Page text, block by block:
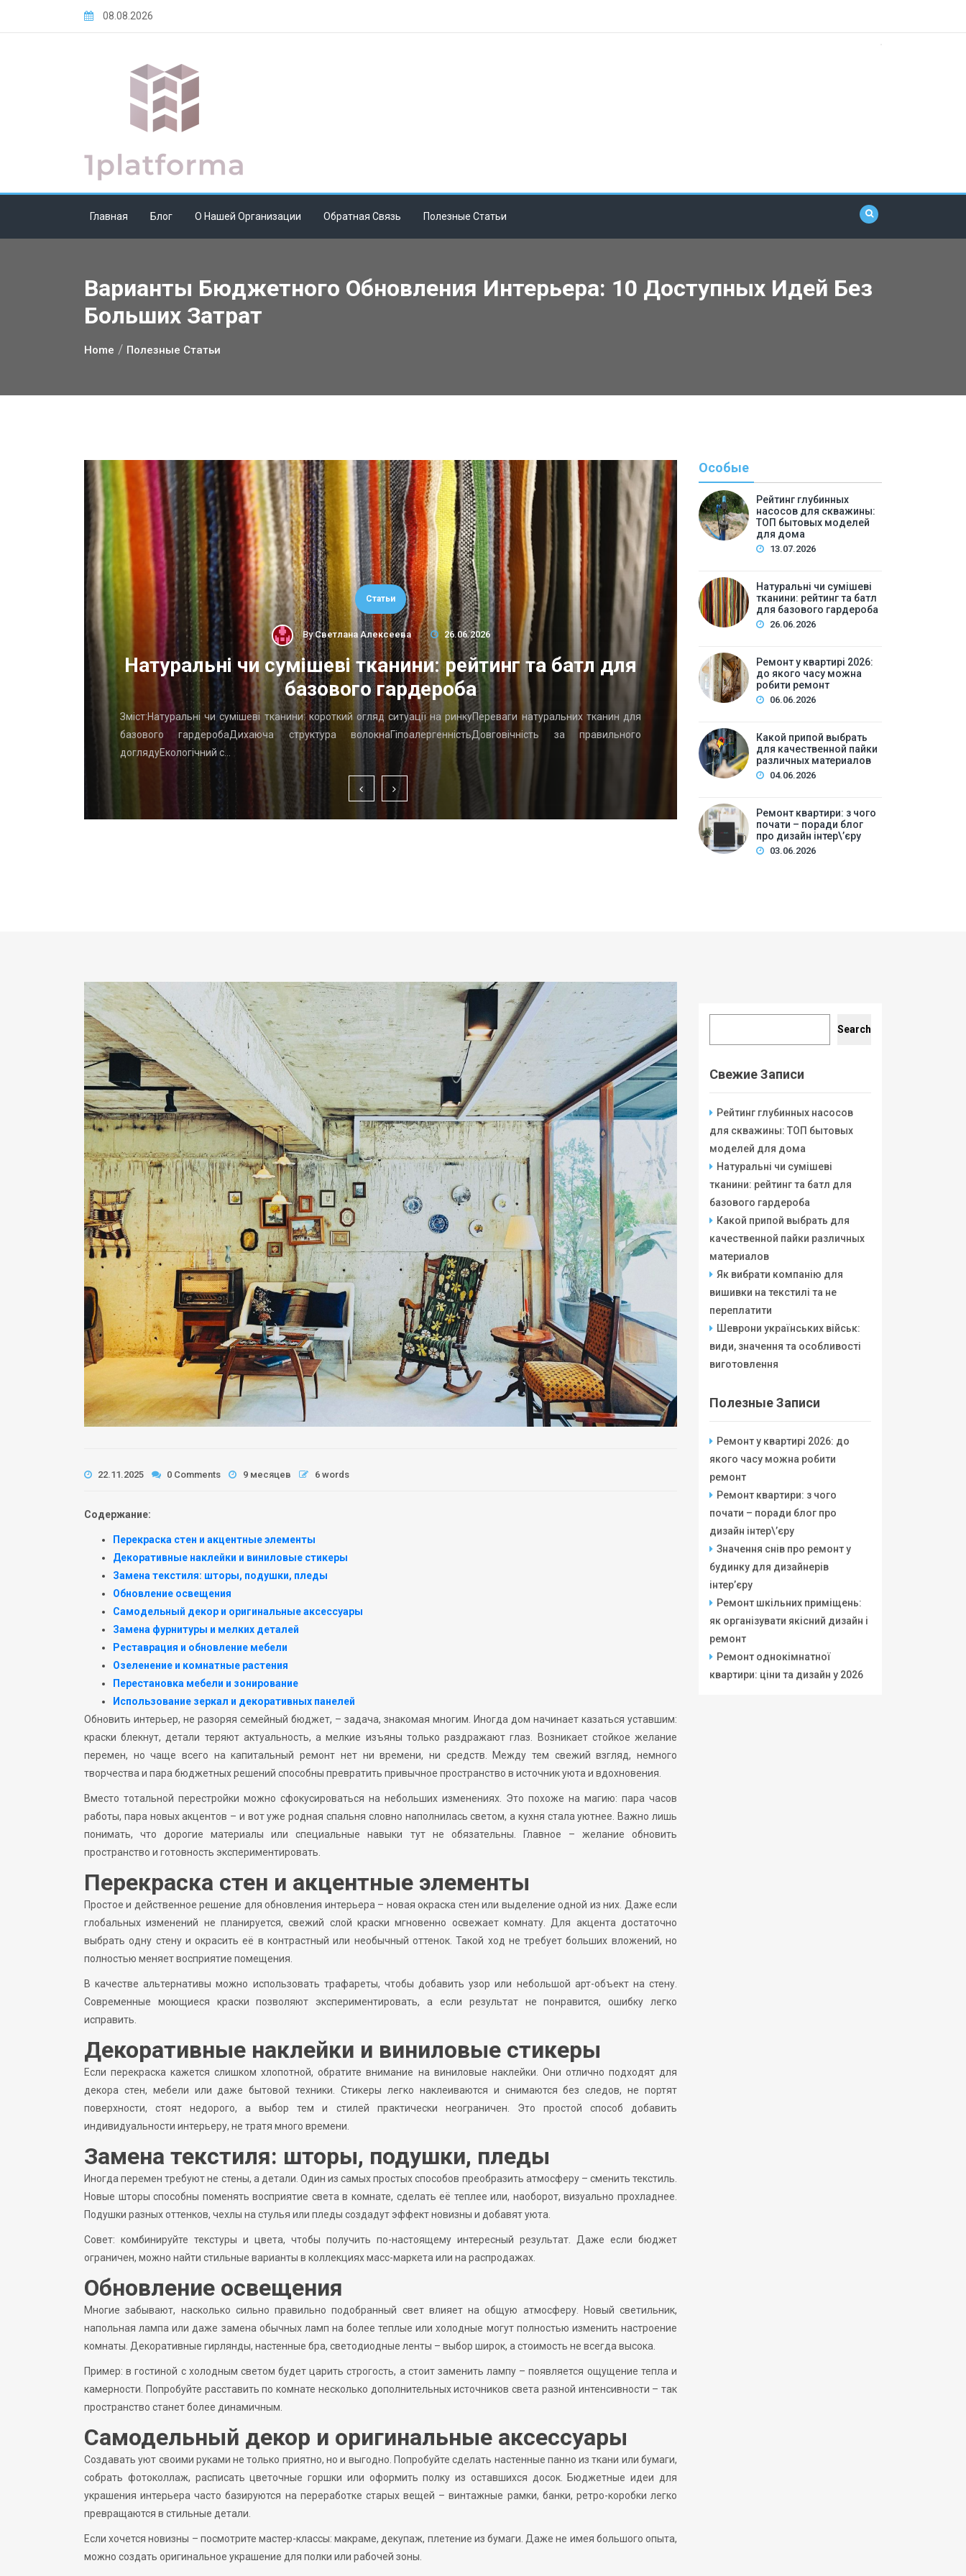
08.08.2026
Главная Блог О Нашей Организации Обратная Связь Полезные Статьи
Варианты Бюджетного Обновления Интерьера: 10 Доступных Идей Без
Больших Затрат
Home Полезные Статьи
Статьи
ByСветлана Алексеева 26.06.2026
Натуральні чи сумішеві тканини: рейтинг та батл для
базового гардероба
Зміст:Натуральні чи сумішеві тканини: короткий огляд ситуації на ринкуПереваги натуральних тканин для
базового гардеробаДихаюча структура волокнаГіпоалергенністьДовговічність за правильного
доглядуЕкологічний с…
Ремонт у квартирі 2026:
робіт та обладнанняЛегкий косметичний
вечірній часКори…
Особые
Рейтинг глубинных
насосов для скважины:
ТОП бытовых моделей
для дома
13.07.2026
Натуральні чи сумішеві
тканини: рейтинг та батл
для базового гардероба
26.06.2026
Ремонт у квартирі 2026:
до якого часу можна
робити ремонт
06.06.2026
Какой припой выбрать
для качественной пайки
различных материалов
04.06.2026
Ремонт квартири: з чого
почати – поради блог
про дизайн інтер\’єру
03.06.2026
22.11.2025 0 Comments 9 месяцев 6 words
Содержание:
Перекраска стен и акцентные элементы
Декоративные наклейки и виниловые стикеры
Замена текстиля: шторы, подушки, пледы
Обновление освещения
Самодельный декор и оригинальные аксессуары
Замена фурнитуры и мелких деталей
Реставрация и обновление мебели
Озеленение и комнатные растения
Перестановка мебели и зонирование
Использование зеркал и декоративных панелей
Обновить интерьер, не разоряя семейный бюджет, – задача, знакомая многим. Иногда дом начинает казаться уставшим:
краски блекнут, детали теряют актуальность, а мелкие изъяны только раздражают глаз. Возникает стойкое желание
перемен, но чаще всего на капитальный ремонт нет ни времени, ни средств. Между тем свежий взгляд, немного
творчества и пара бюджетных решений способны превратить привычное пространство в источник уюта и вдохновения.
Вместо тотальной перестройки можно сфокусироваться на небольших изменениях. Это похоже на магию: пара часов
работы, пара новых акцентов – и вот уже родная спальня словно наполнилась светом, а кухня стала уютнее. Важно лишь
понимать, что дорогие материалы или специальные навыки тут не обязательны. Главное – желание обновить
пространство и готовность экспериментировать.
Перекраска стен и акцентные элементы
Простое и действенное решение для обновления интерьера – новая окраска стен или выделение одной из них. Даже если
глобальных изменений не планируется, свежий слой краски мгновенно освежает комнату. Для акцента достаточно
выбрать одну стену и окрасить её в контрастный или необычный оттенок. Такой ход не требует больших вложений, но
полностью меняет восприятие помещения.
В качестве альтернативы можно использовать трафареты, чтобы добавить узор или небольшой арт-объект на стену.
Современные моющиеся краски позволяют экспериментировать, а если результат не понравится, ошибку легко
исправить.
Декоративные наклейки и виниловые стикеры
Если перекраска кажется слишком хлопотной, обратите внимание на виниловые наклейки. Они отлично подходят для
декора стен, мебели или даже бытовой техники. Стикеры легко наклеиваются и снимаются без следов, не портят
поверхности, стоят недорого, а выбор тем и стилей практически неограничен. Это простой способ добавить
индивидуальности интерьеру, не тратя много времени.
Замена текстиля: шторы, подушки, пледы
Иногда перемен требуют не стены, а детали. Один из самых простых способов преобразить атмосферу – сменить текстиль.
Новые шторы способны поменять восприятие света в комнате, сделать её теплее или, наоборот, визуально прохладнее.
Подушки разных оттенков, чехлы на стулья или пледы создадут эффект новизны и добавят уюта.
Совет: комбинируйте текстуры и цвета, чтобы получить по-настоящему интересный результат. Даже если бюджет
ограничен, можно найти стильные варианты в коллекциях масс-маркета или на распродажах.
Обновление освещения
Многие забывают, насколько сильно правильно подобранный свет влияет на общую атмосферу. Новый светильник,
напольная лампа или даже замена обычных ламп на более теплые или холодные могут полностью изменить настроение
комнаты. Декоративные гирлянды, настенные бра, светодиодные ленты – выбор широк, а стоимость не всегда высока.
Пример: в гостиной с холодным светом будет царить строгость, а стоит заменить лампу – появляется ощущение тепла и
камерности. Попробуйте расставить по комнате несколько дополнительных источников света разной интенсивности – так
пространство станет более динамичным.
Самодельный декор и оригинальные аксессуары
Создавать уют своими руками не только приятно, но и выгодно. Попробуйте сделать настенные панно из ткани или бумаги,
собрать фотоколлаж, расписать цветочные горшки или оформить полку из оставшихся досок. Бюджетные идеи для
украшения интерьера часто базируются на переработке старых вещей – винтажные рамки, банки, ретро-коробки легко
превращаются в стильные детали.
Если хочется новизны – посмотрите мастер-классы: макраме, декупаж, плетение из бумаги. Даже не имея большого опыта,
можно создать оригинальное украшение для полки или рабочей зоны.
Search
Свежие Записи
Рейтинг глубинных насосов
для скважины: ТОП бытовых
моделей для дома
Натуральні чи сумішеві
тканини: рейтинг та батл для
базового гардероба
Какой припой выбрать для
качественной пайки различных
материалов
Як вибрати компанію для
вишивки на текстилі та не
переплатити
Шеврони українських військ:
види, значення та особливості
виготовлення
Полезные Записи
Ремонт у квартирі 2026: до
якого часу можна робити
ремонт
Ремонт квартири: з чого
почати – поради блог про
дизайн інтер\’єру
Значення снів про ремонт у
будинку для дизайнерів
інтер’єру
Ремонт шкільних приміщень:
як організувати якісний дизайн і
ремонт
Ремонт однокімнатної
квартири: ціни та дизайн у 2026